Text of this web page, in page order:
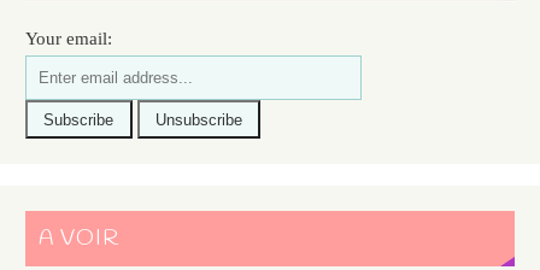
Your email:
A VOIR